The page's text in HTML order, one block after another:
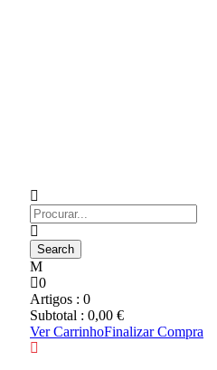
0
Artigos : 0
Subtotal : 0,00 €
Ver CarrinhoFinalizar Compra